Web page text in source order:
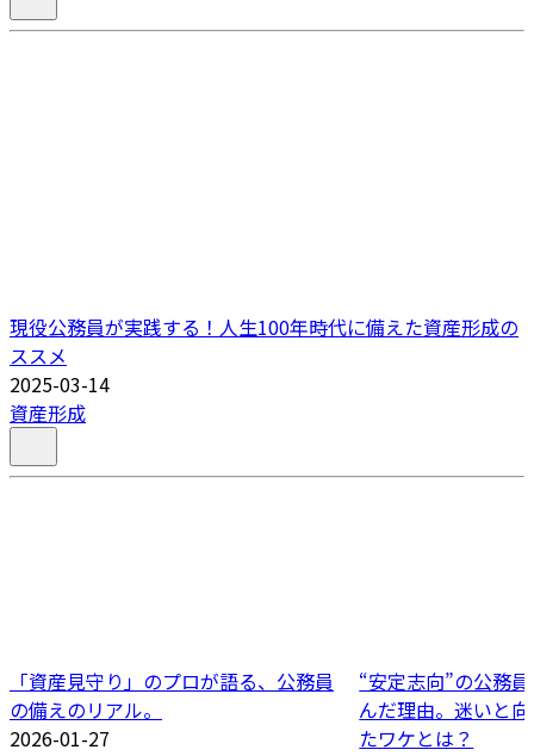
現役公務員が実践する！人生100年時代に備えた資産形成の
ススメ
2025-03-14
資産形成
「資産見守り」のプロが語る、公務員
の備えのリアル。
2026-01-27
“安定志向”の公務
んだ理由。迷いと
たワケとは？